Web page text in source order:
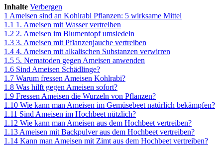
Inhalte Verbergen
1 Ameisen sind an Kohlrabi Pflanzen: 5 wirksame Mittel
1.1 1. Ameisen mit Wasser vertreiben
1.2 2. Ameisen im Blumentopf umsiedeln
1.3 3. Ameisen mit Pflanzenjauche vertreiben
1.4 4. Ameisen mit alkalischen Substanzen verwirren
1.5 5. Nematoden gegen Ameisen anwenden
1.6 Sind Ameisen Schädlinge?
1.7 Warum fressen Ameisen Kohlrabi?
1.8 Was hilft gegen Ameisen sofort?
1.9 Fressen Ameisen die Wurzeln von Pflanzen?
1.10 Wie kann man Ameisen im Gemüsebeet natürlich bekämpfen?
1.11 Sind Ameisen im Hochbeet nützlich?
1.12 Wie kann man Ameisen aus dem Hochbeet vertreiben?
1.13 Ameisen mit Backpulver aus dem Hochbeet vertreiben?
1.14 Kann man Ameisen mit Zimt aus dem Hochbeet vertreiben?